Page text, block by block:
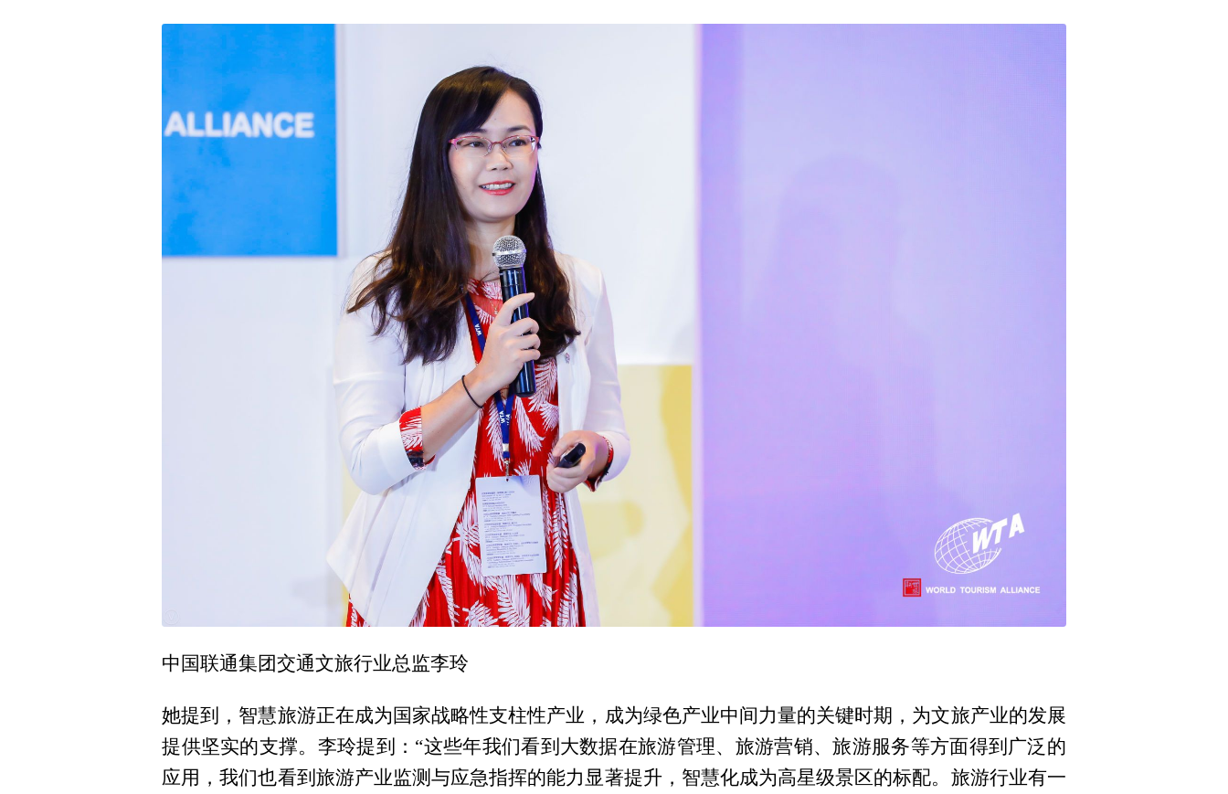
中国联通集团交通文旅行业总监李玲
她提到，智慧旅游正在成为国家战略性支柱性产业，成为绿色产业中间力量的关键时期，为文旅产业的发展
提供坚实的支撑。李玲提到：“这些年我们看到大数据在旅游管理、旅游营销、旅游服务等方面得到广泛的
应用，我们也看到旅游产业监测与应急指挥的能力显著提升，智慧化成为高星级景区的标配。旅游行业有一